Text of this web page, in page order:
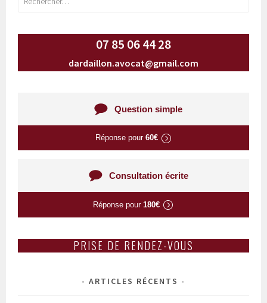
07 85 06 44 28
dardaillon.avocat@gmail.com
Question simple
Réponse pour 60€
Consultation écrite
Réponse pour 180€
PRISE DE RENDEZ-VOUS
ARTICLES RÉCENTS